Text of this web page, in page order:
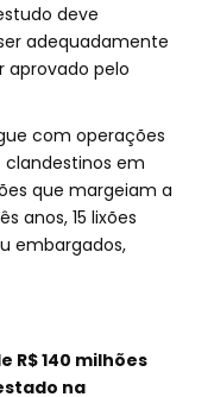
deve
adequadamente
aprovado pelo
com operações
clandestinos em
que margeiam a
anos, 15 lixões
embargados,
R$ 140 milhões
na